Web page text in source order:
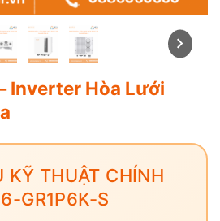
Inverter Hòa Lưới
KỸ THUẬT CHÍNH
GR1P6K-S